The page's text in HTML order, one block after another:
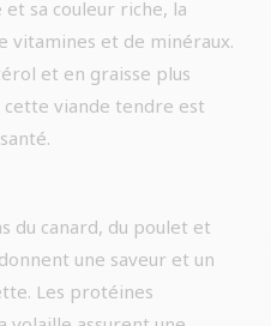
sa couleur riche, la
vitamines et de minéraux.
et en graisse plus
viande tendre est
du canard, du poulet et
une saveur et un
Les protéines